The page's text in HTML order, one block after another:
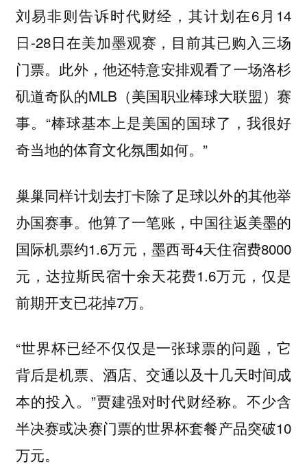
刘易非则告诉时代财经，其计划在6月14
日-28日在美加墨观赛，目前其已购入三场
门票。此外，他还特意安排观看了一场洛杉
矶道奇队的MLB（美国职业棒球大联盟）赛
事。“棒球基本上是美国的国球了，我很好
奇当地的体育文化氛围如何。”
巢巢同样计划去打卡除了足球以外的其他举
办国赛事。他算了一笔账，中国往返美墨的
国际机票约1.6万元，墨西哥4天住宿费8000
元，达拉斯民宿十余天花费1.6万元，仅是
前期开支已花掉7万。
“世界杯已经不仅仅是一张球票的问题，它
背后是机票、酒店、交通以及十几天时间成
本的投入。”贾建强对时代财经称。不少含
半决赛或决赛门票的世界杯套餐产品突破10
万元。